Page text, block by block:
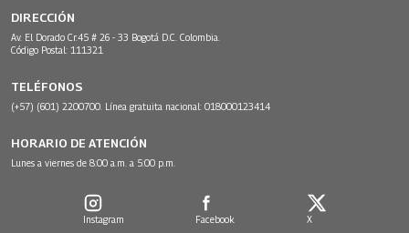
DIRECCIÓN
Av. El Dorado Cr.45 # 26 - 33 Bogotá D.C. Colombia.
Código Postal: 111321
TELÉFONOS
(+57) (601) 2200700. Línea gratuita nacional: 018000123414
HORARIO DE ATENCIÓN
Lunes a viernes de 8:00 a.m. a 5:00 p.m.
Instagram Facebook X